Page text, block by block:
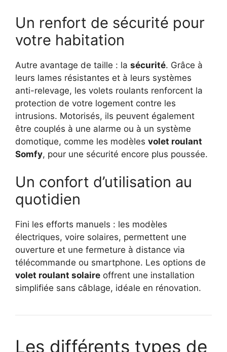
Un renfort de sécurité pour
votre habitation
Autre avantage de taille : la sécurité. Grâce à
leurs lames résistantes et à leurs systèmes
anti-relevage, les volets roulants renforcent la
protection de votre logement contre les
intrusions. Motorisés, ils peuvent également
être couplés à une alarme ou à un système
domotique, comme les modèles volet roulant
Somfy, pour une sécurité encore plus poussée.
Un confort d’utilisation au
quotidien
Fini les efforts manuels : les modèles
électriques, voire solaires, permettent une
ouverture et une fermeture à distance via
télécommande ou smartphone. Les options de
volet roulant solaire offrent une installation
simplifiée sans câblage, idéale en rénovation.
Les différents types de